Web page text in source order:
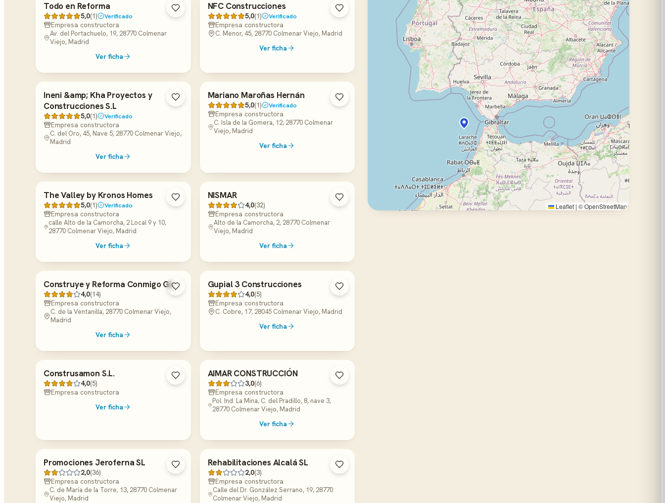
Todo en Reforma
5,0(1) Verificado
Empresa constructora
Av. del Portachuelo, 19, 28770 Colmenar
Viejo, Madrid
Ver ficha
NFC Construcciones
5,0(1) Verificado
Empresa constructora
C. Menor, 45, 28770 Colmenar Viejo, Madrid
Ver ficha
Ineni &amp; Kha Proyectos y
Construcciones S.L
5,0(1) Verificado
Empresa constructora
C. del Oro, 45, Nave 5, 28770 Colmenar Viejo,
Madrid
Ver ficha
Mariano Maroñas Hernán
5,0(1) Verificado
Empresa constructora
C. Isla de la Gomera, 12, 28770 Colmenar
Viejo, Madrid
Ver ficha
The Valley by Kronos Homes
5,0(1) Verificado
Empresa constructora
calle Alto de la Camorcha, 2 Local 9 y 10,
28770 Colmenar Viejo, Madrid
Ver ficha
NISMAR
4,0(32)
Empresa constructora
Alto de la Camorcha, 2, 28770 Colmenar
Viejo, Madrid
Ver ficha
Construye y Reforma Conmigo GL
4,0(14)
Empresa constructora
C. de la Ventanilla, 28770 Colmenar Viejo,
Madrid
Ver ficha
Gupial 3 Construcciones
4,0(5)
Empresa constructora
C. Cobre, 17, 28045 Colmenar Viejo, Madrid
Ver ficha
Construsamon S.L.
4,0(5)
Empresa constructora
Ver ficha
AIMAR CONSTRUCCIÓN
3,0(6)
Empresa constructora
Pol. Ind. La Mina, C. del Pradillo, 8, nave 3,
28770 Colmenar Viejo, Madrid
Ver ficha
Promociones Jeroferna SL
2,0(36)
Empresa constructora
C. de María de la Torre, 13, 28770 Colmenar
Viejo, Madrid
Rehabilitaciones Alcalá SL
2,0(3)
Empresa constructora
Calle del Dr. González Serrano, 19, 28770
Colmenar Viejo, Madrid
Leaflet | ©OpenStreetMap